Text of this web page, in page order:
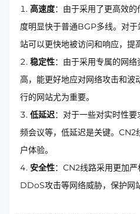
高速度：由于采用了更高效
度明显快于普通BGP多线。对
站可以更快地被访问和响应，提
稳定性：由于采用专属的网
高，能更好地应对网络攻击和波
行的网站尤为重要。
低延迟：对于一些对实时性
频会议等，低延迟是关键。CN2
户体验。
安全性：CN2线路采用更加
DDoS攻击等网络威胁，保护网